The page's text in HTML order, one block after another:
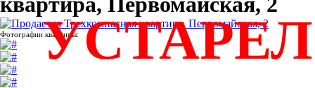
Фотографии квартиры: